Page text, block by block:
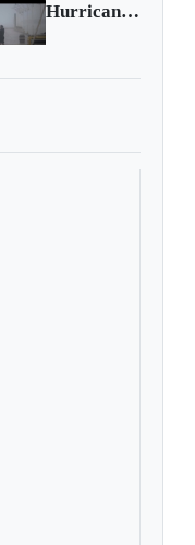
Hurricane Milton: Video captures strong winds in Mexico's Yucatán Peninsula